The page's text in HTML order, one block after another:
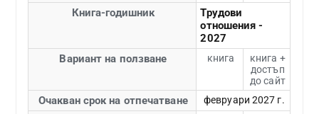
Книга-годишник
Трудови
отношения -
2027
Вариант на ползване
книга
книга +
достъп
до сайт
Очакван срок на отпечатване февруари 2027 г.